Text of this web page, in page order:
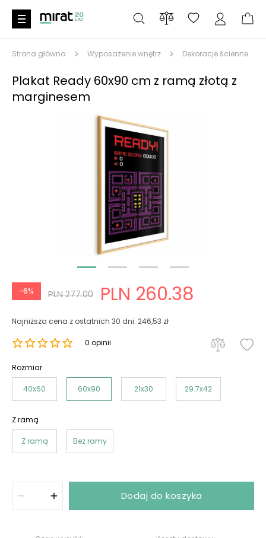
Strona główna Wyposażenie wnętrz Dekoracje ścienne
Plakat Ready 60x90 cm z ramą złotą z
marginesem
-6% PLN 277.00 PLN 260.38
Najniższa cena z ostatnich 30 dni: 246,53 zł
0 opinii
Rozmiar
40x60 60x90 21x30 29.7x42
Z ramą
Z ramą Bez ramy
Dodaj do koszyka